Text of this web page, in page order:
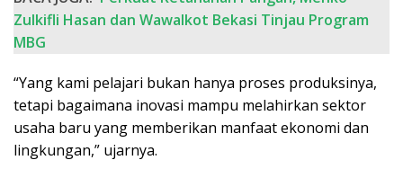
Zulkifli Hasan dan Wawalkot Bekasi Tinjau Program
MBG
“Yang kami pelajari bukan hanya proses produksinya,
tetapi bagaimana inovasi mampu melahirkan sektor
usaha baru yang memberikan manfaat ekonomi dan
lingkungan,” ujarnya.